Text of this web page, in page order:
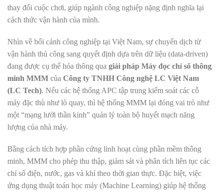
thay đổi cuộc chơi, giúp ngành công nghiệp nặng định nghĩa lại
cách thức vận hành của mình.
Nhìn về bối cảnh công nghiệp tại Việt Nam, sự chuyển dịch từ
vận hành thủ công sang quyết định dựa trên dữ liệu (data-driven)
đang được cụ thể hóa thông qua giải pháp Máy đọc chỉ số thông
minh MMM của Công ty TNHH Công nghệ LC Việt Nam
(LC Tech). Nếu các hệ thống APC tập trung kiểm soát các cỗ
máy đặc thù như lò quay, thì hệ thống MMM lại đóng vai trò như
một “mạng lưới thần kinh” quản lý toàn bộ huyết mạch năng
lượng của nhà máy.
Bằng cách tích hợp phần cứng linh hoạt cùng phần mềm thông
minh, MMM cho phép thu thập, giám sát và phân tích liên tục các
chỉ số điện, nước, gas và khí theo thời gian thực. Đặc biệt, việc
ứng dụng thuật toán học máy (Machine Learning) giúp hệ thống